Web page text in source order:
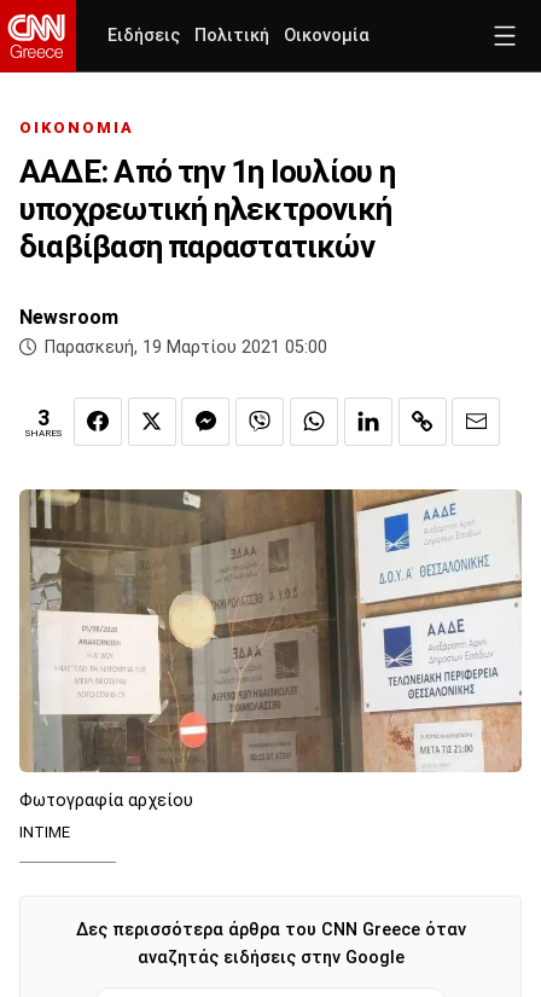
Ειδήσεις Πολιτική Οικονομία
ΟΙΚΟΝΟΜΙΑ
ΑΑΔΕ: Από την 1η Ιουλίου η
υποχρεωτική ηλεκτρονική
διαβίβαση παραστατικών
Newsroom
Παρασκευή, 19 Μαρτίου 2021 05:00
3
SHARES
Φωτογραφία αρχείου
INTIME
Δες περισσότερα άρθρα του CNN Greece όταν
αναζητάς ειδήσεις στην Google